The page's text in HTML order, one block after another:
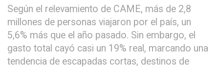
Según el relevamiento de CAME, más de 2,8
millones de personas viajaron por el país, un
5,6% más que el año pasado. Sin embargo, el
gasto total cayó casi un 19% real, marcando una
tendencia de escapadas cortas, destinos de